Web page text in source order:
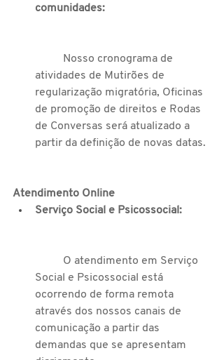
comunidades:
atividades de Mutirões de
regularização migratória, Oficinas
de promoção de direitos e Rodas
de Conversas será atualizado a
partir da definição de novas datas.
Atendimento Online
Serviço Social e Psicossocial:
Social e Psicossocial está
ocorrendo de forma remota
através dos nossos canais de
comunicação a partir das
demandas que se apresentam